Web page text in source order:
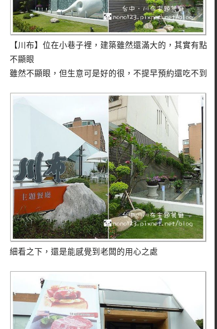
【川布】位在小巷子裡，建築雖然還滿大的，其實有點
不顯眼
雖然不顯眼，但生意可是好的很，不提早預約還吃不到
細看之下，還是能感覺到老闆的用心之處